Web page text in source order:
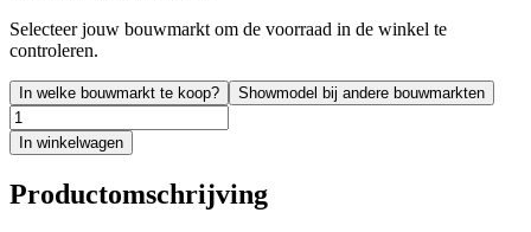
Selecteer jouw bouwmarkt om de voorraad in de winkel te
controleren.
In welke bouwmarkt te koop? Showmodel bij andere bouwmarkten
In winkelwagen
Productomschrijving